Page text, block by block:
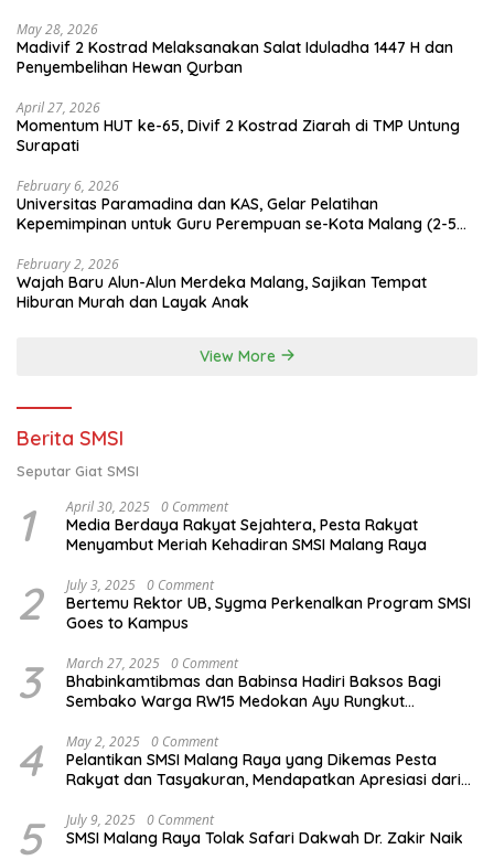
May 28, 2026
Madivif 2 Kostrad Melaksanakan Salat Iduladha 1447 H dan
Penyembelihan Hewan Qurban
April 27, 2026
Momentum HUT ke-65, Divif 2 Kostrad Ziarah di TMP Untung
Surapati
February 6, 2026
Universitas Paramadina dan KAS, Gelar Pelatihan
Kepemimpinan untuk Guru Perempuan se-Kota Malang (2-5
February 2, 2026
Wajah Baru Alun-Alun Merdeka Malang, Sajikan Tempat
Hiburan Murah dan Layak Anak
View More
Berita SMSI
Seputar Giat SMSI
1 April 30, 2025 0 Comment
Media Berdaya Rakyat Sejahtera, Pesta Rakyat
Menyambut Meriah Kehadiran SMSI Malang Raya
2 July 3, 2025 0 Comment
Bertemu Rektor UB, Sygma Perkenalkan Program SMSI
Goes to Kampus
3 March 27, 2025 0 Comment
Bhabinkamtibmas dan Babinsa Hadiri Baksos Bagi
Sembako Warga RW15 Medokan Ayu Rungkut
4 May 2, 2025 0 Comment
Pelantikan SMSI Malang Raya yang Dikemas Pesta
Rakyat dan Tasyakuran, Mendapatkan Apresiasi dari
5 July 9, 2025 0 Comment
SMSI Malang Raya Tolak Safari Dakwah Dr. Zakir Naik